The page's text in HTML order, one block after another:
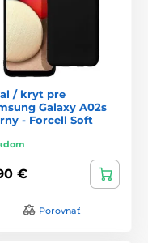
/ kryt pre
Galaxy A02s
- Forcell Soft
€
Porovnať